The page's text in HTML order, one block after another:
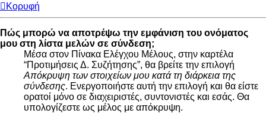
Κορυφή
Πώς μπορώ να αποτρέψω την εμφάνιση του ονόματος
μου στη λίστα μελών σε σύνδεση;
Μέσα στον Πίνακα Ελέγχου Μέλους, στην καρτέλα
“Προτιμήσεις Δ. Συζήτησης”, θα βρείτε την επιλογή
Απόκρυψη των στοιχείων μου κατά τη διάρκεια της
σύνδεσης. Ενεργοποιήστε αυτή την επιλογή και θα είστε
ορατοί μόνο σε διαχειριστές, συντονιστές και εσάς. Θα
υπολογίζεστε ως μέλος με απόκρυψη.